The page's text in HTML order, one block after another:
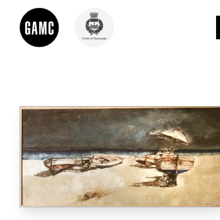
DIDATTICA
SHOP
LE COLLEZIONI
GLI AUTORI
LORENZO VIANI
MOSTRE
EVENTI